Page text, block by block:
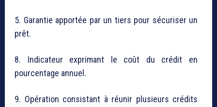
5. Garantie apportée par un tiers pour sécuriser un
prêt.
8. Indicateur exprimant le coût du crédit en
pourcentage annuel.
9. Opération consistant à réunir plusieurs crédits